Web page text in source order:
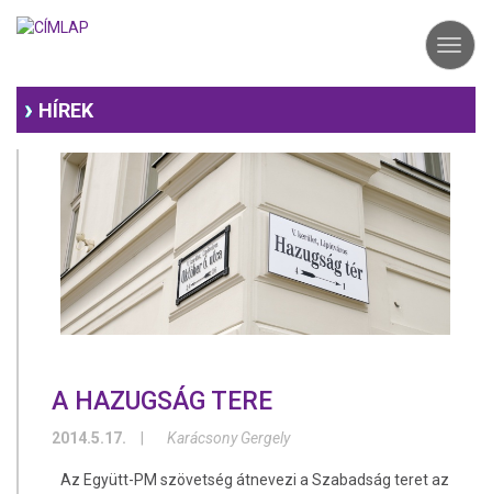
HÍREK
A HAZUGSÁG TERE
2014.5.17. Karácsony Gergely
Az Együtt-PM szövetség átnevezi a Szabadság teret az